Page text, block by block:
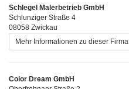
Schlegel Malerbetrieb GmbH
Schlunziger Straße 4
08058 Zwickau
Mehr Informationen zu dieser Firma
Color Dream GmbH